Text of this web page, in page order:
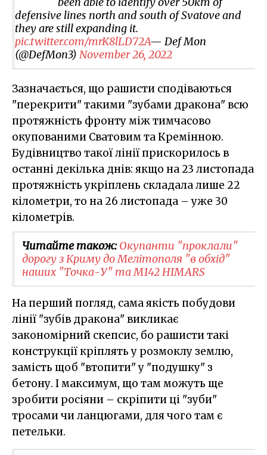
defensive lines north and south of Svatove and
they are still expanding it.
pic.twitter.com/mrK8lLD72A— Def Mon
(@DefMon3) November 26, 2022
Зазначається, що рашисти сподіваються
"перекрити" такими "зубами дракона" всю
протяжність фронту між тимчасово
окупованими Сватовим та Кремінною.
Будівництво такої лінії прискорилось в
останні декілька днів: якщо на 23 листопада
протяжність укріплень складала лише 22
кілометри, то на 26 листопада – уже 30
кілометрів.
Читайте також:Окупанти "проклали"
дорогу з Криму до Мелітополя "в обхід"
наших "Точка-У" та M142 HIMARS
На перший погляд, сама якість побудови
лінії "зубів дракона" викликає
закономірний скепсис, бо рашисти такі
конструкції кріплять у розмоклу землю,
замість щоб "втопити" у "подушку" з
бетону. І максимум, що там можуть ще
зробити росіяни – скріпити ці "зуби"
тросами чи ланцюгами, для чого там є
петельки.